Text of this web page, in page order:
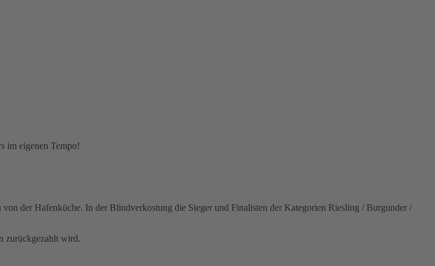
im eigenen Tempo!
der Hafenküche. In der Blindverkostung die Sieger und Finalisten der Kategorien Riesling / Burgunder /
zurückgezahlt wird.